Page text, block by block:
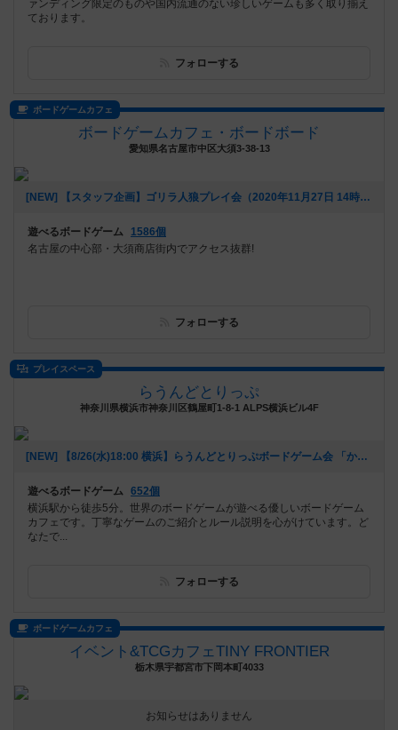
ァンディング限定のものや国内流通のない珍しいゲームも多く取り揃え
ております。
フォローする
ボードゲームカフェ
ボードゲームカフェ・ボードボード
愛知県名古屋市中区大須3-38-13
[NEW] 【スタッフ企画】ゴリラ人狼プレイ会（2020年11月27日 14時27分）
遊べるボードゲーム
1586個
名古屋の中心部・大須商店街内でアクセス抜群!
フォローする
プレイスペース
らうんどとりっぷ
神奈川県横浜市神奈川区鶴屋町1-8-1 ALPS横浜ビル4F
[NEW] 【8/26(水)18:00 横浜】らうんどとりっぷボードゲーム会 「かっほの繋がる会：かっほと秘密の夏祭り」（2020年08月23日 15時02分）
遊べるボードゲーム 652個
横浜駅から徒歩5分。世界のボードゲームが遊べる優しいボードゲーム
カフェです。丁寧なゲームのご紹介とルール説明を心がけています。ど
なたで...
フォローする
ボードゲームカフェ
イベント&TCGカフェTINY FRONTIER
栃木県宇都宮市下岡本町4033
お知らせはありません